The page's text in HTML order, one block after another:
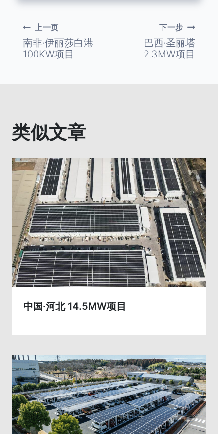
文
章
上一页
南非·伊丽莎白港
100KW项目
下一步
巴西·圣丽塔
2.3MW项目
类似文章
中国·河北 14.5MW项目